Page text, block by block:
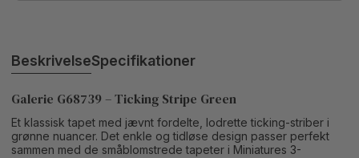
BeskrivelseSpecifikationer
Galerie G68739 – Ticking Stripe Green
Et klassisk tapet med jævnt fordelte, lodrette ticking-striber i
grønne nuancer. Det enkle og tidløse design passer perfekt
sammen med de småblomstrede tapeter i Miniatures 3-